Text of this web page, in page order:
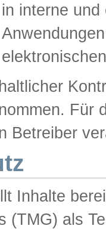
in interne
Für
Betreiber
Inhalte
(TMG) als